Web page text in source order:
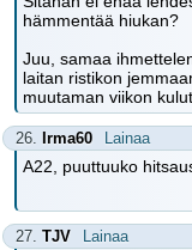
hämmentää hiukan?
Juu, samaa
laitan ristikon
muutaman viikon
26. Irma60 Lainaa
A22, puuttuuko
27. TJV Lainaa